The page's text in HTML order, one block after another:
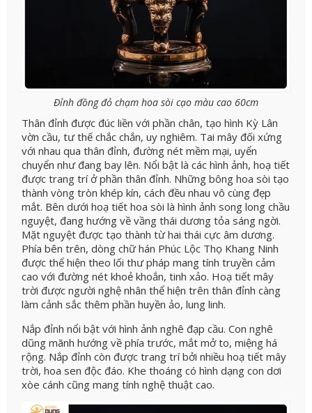
Đỉnh đồng đỏ chạm hoa sòi cạo màu cao 60cm
Thân đỉnh được đúc liền với phần chân, tạo hình Kỳ Lân
vờn cầu, tư thế chắc chắn, uy nghiêm. Tai mây đối xứng
với nhau qua thân đỉnh, đường nét mềm mại, uyển
chuyển như đang bay lên. Nổi bật là các hình ảnh, hoạ tiết
được trang trí ở phần thân đỉnh. Những bông hoa sòi tạo
thành vòng tròn khép kín, cách đều nhau vô cùng đẹp
mắt. Bên dưới hoạ tiết hoa sòi là hình ảnh song long chầu
nguyệt, đang hướng về vầng thái dương tỏa sáng ngời.
Mặt nguyệt được tạo thành từ hai thái cực âm dương.
Phía bên trên, dòng chữ hán Phúc Lộc Thọ Khang Ninh
được thể hiện theo lối thư pháp mang tính truyền cảm
cao với đường nét khoẻ khoắn, tinh xảo. Hoạ tiết mây
trời được người nghệ nhân thể hiện trên thân đỉnh càng
làm cảnh sắc thêm phần huyền ảo, lung linh.
Nắp đỉnh nổi bật với hình ảnh nghê đạp cầu. Con nghê
dũng mãnh hướng về phía trước, mắt mở to, miệng há
rộng. Nắp đỉnh còn được trang trí bởi nhiều hoạ tiết mây
trời, hoa sen độc đáo. Khe thoáng có hình dạng con dơi
xòe cánh cũng mang tính nghệ thuật cao.